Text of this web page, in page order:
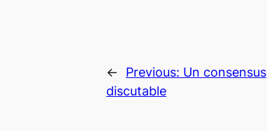
← Previous: Un consensus
discutable